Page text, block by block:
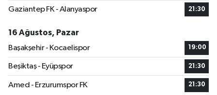
Gaziantep FK - Alanyaspor 21:30
16 Ağustos, Pazar
Başakşehir - Kocaelispor
19:00
Beşiktaş - Eyüpspor 21:30
Amed - Erzurumspor FK 21:30